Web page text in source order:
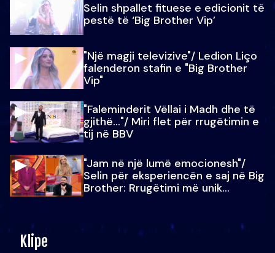
Selin shpallet fituese e edicionit të
pestë të ‘Big Brother Vip’
"Një magji televizive"/ Ledion Liço
falenderon stafin e "Big Brother
Vip"
"Faleminderit Vëllai i Madh dhe të
gjithë…"/ Miri flet për rrugëtimin e
tij në BBV
"Jam në një lumë emocionesh"/
Selin për eksperiencën e saj në Big
Brother: Rrugëtimi më unik…
Klipe